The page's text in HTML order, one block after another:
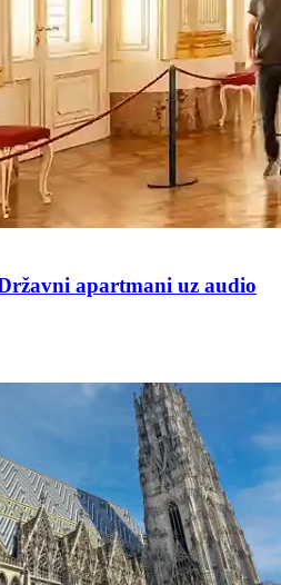
apartmani uz audio